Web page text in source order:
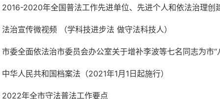
2016-2020年全国普法工作先进单位、先进个人和依法治理创
法治宣传微视频 （学科技进步法 做守法科技人）
市委全面依法治市委员会办公室关于增补李波等七名同志为市“
中华人民共和国档案法（2021年1月1日起施行）
2022年全市守法普法工作要点